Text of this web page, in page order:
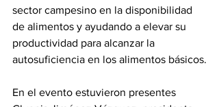
sector campesino en la disponibilidad
de alimentos y ayudando a elevar su
productividad para alcanzar la
autosuficiencia en los alimentos básicos.
En el evento estuvieron presentes